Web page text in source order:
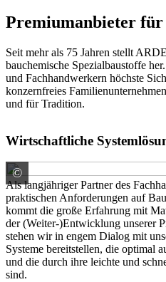
Premiumanbieter für
Seit mehr als 75 Jahren stellt
bauchemische Spezialbaustoffe
und Fachhandwerkern höchste
konzernfreies
und für Tradition.
Wirtschaftliche
©
ARDEX GmbH
Als langjähriger Partner des
praktischen Anforderungen auf
kommt die große Erfahrung mit
der (Weiter-)Entwicklung unserer
stehen wir in engem Dialog mit
Systeme bereitstellen, die optimal
und die durch ihre leichte und
sind.